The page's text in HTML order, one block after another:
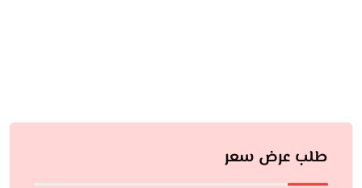
طلب عرض سعر